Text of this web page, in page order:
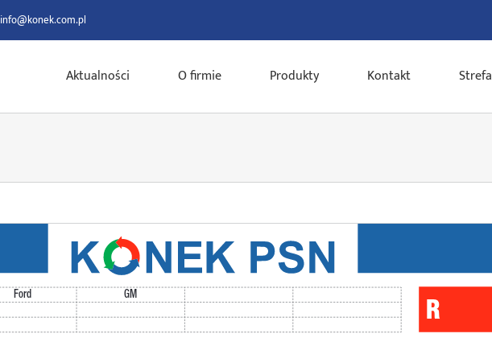
info@konek.com.pl
Aktualności O firmie Produkty Kontakt